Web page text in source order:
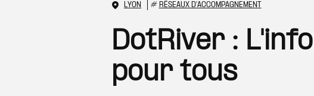
LYON # RÉSEAUX D'ACCOMPAGNEMENT
DotRiver :
pour tous